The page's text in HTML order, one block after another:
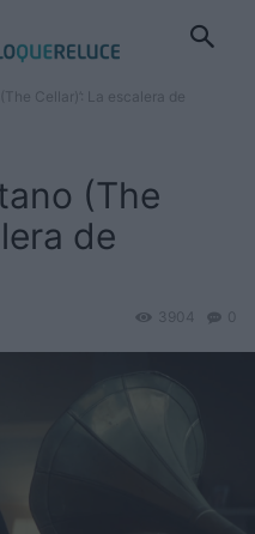
Cellar)’: La escalera de
(The
de
0
3904